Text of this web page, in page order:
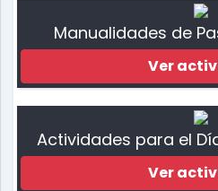
Manualidades de
Ver
Actividades para el
Ver